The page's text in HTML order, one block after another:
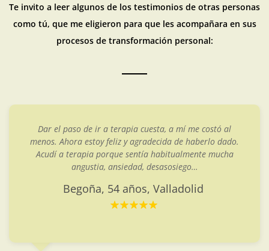
Te invito a leer algunos de los testimonios de otras personas
como tú, que me eligieron para que les acompañara en sus
procesos de transformación personal:
Dar el paso de ir a terapia cuesta, a mí me costó al
menos. Ahora estoy feliz y agradecida de haberlo dado.
Acudí a terapia porque sentía habitualmente mucha
angustia, ansiedad, desasosiego…
Begoña, 54 años, Valladolid